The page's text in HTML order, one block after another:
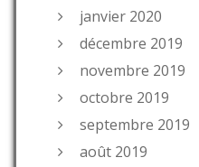
janvier 2020
décembre 2019
novembre 2019
octobre 2019
septembre 2019
août 2019